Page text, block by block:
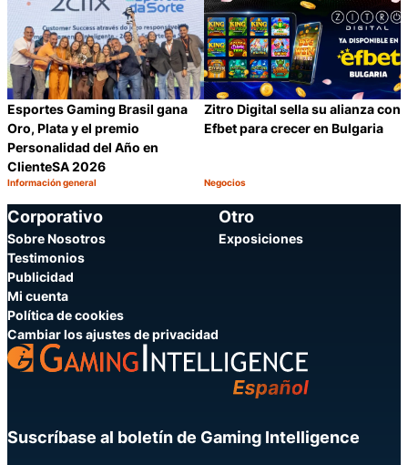
Esportes Gaming Brasil gana
Oro, Plata y el premio
Personalidad del Año en
ClienteSA 2026
Categoría:
Información general
Compartir
Zitro Digital sella su alianza con
Efbet para crecer en Bulgaria
Categoría:
Negocios
Corporativo
Sobre Nosotros
Testimonios
Publicidad
Mi cuenta
Política de cookies
Cambiar los ajustes de privacidad
Otro
Exposiciones
Suscríbase al boletín de Gaming Intelligence